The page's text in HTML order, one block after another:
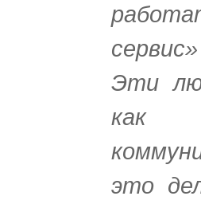
Эти
как
это